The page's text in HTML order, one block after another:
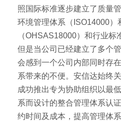
照国际标准逐步建立了质量
环境管理体系（ISO14000）
（OHSAS18000）和行业标
但是当公司已经建立了多个
会感到一个公司内部同时存
系带来的不便。安信达始终
成功推出专为协助组织以最
系而设计的整合管理体系认
约时间及成本，提高管理体系